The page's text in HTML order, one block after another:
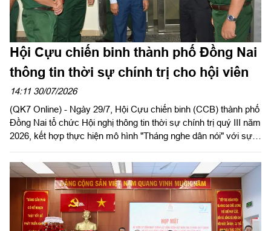
Hội Cựu chiến binh thành phố Đồng Nai
thông tin thời sự chính trị cho hội viên
14:11 30/07/2026
(QK7 Online) - Ngày 29/7, Hội Cựu chiến binh (CCB) thành phố
Đồng Nai tổ chức Hội nghị thông tin thời sự chính trị quý III năm
2026, kết hợp thực hiện mô hình "Tháng nghe dân nói" với sự
địa bàn.